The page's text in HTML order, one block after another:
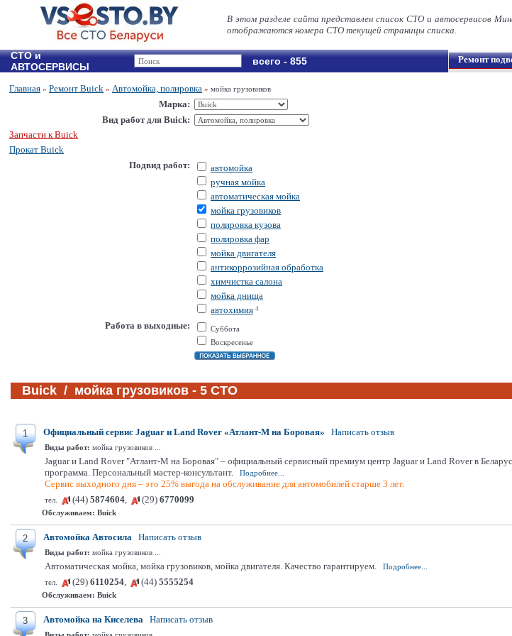
В этом разделе сайта представлен список СТО и автосервисов
отображаются номера СТО текущей страницы списка.
СТО и
АВТОСЕРВИСЫ
всего - 855 Ремонт
Главная » Ремонт Buick » Автомойка, полировка » мойка грузовиков
Марка:
Вид работ для Buick:
Запчасти к Buick
Прокат Buick
Подвид работ:
автомойка
ручная мойка
автоматическая мойка
мойка грузовиков
полировка кузова
полировка фар
мойка двигателя
антикоррозийная обработка
химчистка салона
мойка днища
автохимия 4
Работа в выходные:
Суббота
Воскресенье
Buick / мойка грузовиков - 5 СТО
1 Официальный сервис Jaguar и Land Rover «Атлант-М на Боровая» Написать отзыв
Виды работ: мойка грузовиков ...
Jaguar и Land Rover "Атлант-М на Боровая" – официальный сервисный премиум центр Jaguar и Land Rover в
программа. Персональный мастер-консультант.
Подробнее...
Сервис выходного дня – это 25% выгода на обслуживание для автомобилей старше 3 лет.
тел. (44) 5874604, (29) 6770099
Обслуживаем: Buick
2 Автомойка Автосила Написать отзыв
Виды работ: мойка грузовиков ...
Автоматическая мойка, мойка грузовиков, мойка двигателя. Качество гарантируем.
Подробнее...
тел.
(29) 6110254, (44) 5555254
Обслуживаем: Buick
3 Автомойка на Киселева Написать отзыв